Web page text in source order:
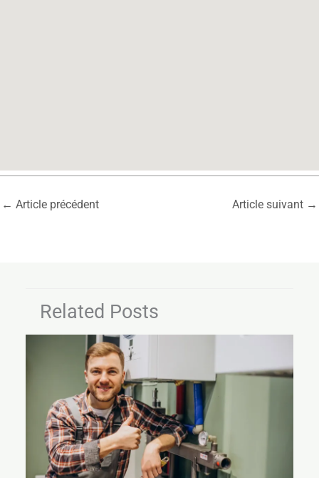
← Article précédent Article suivant →
Related Posts